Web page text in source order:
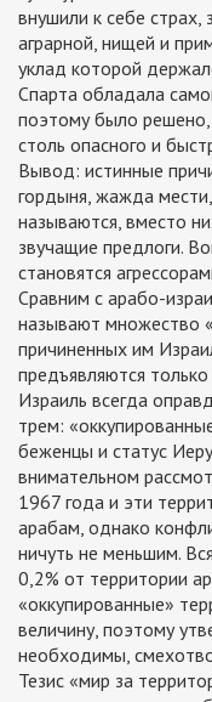
внушили к себе страх,
аграрной, нищей и
уклад которой
Спарта обладала
поэтому было
столь опасного и
Вывод: истинные
гордыня, жажда
называются, вместо
звучащие предлоги.
становятся
Сравним с арабо-
называют множество
причиненных им
предъявляются
Израиль всегда
трем:
беженцы и статус
внимательном
1967 года и эти
арабам, однако
ничуть не меньшим.
0,2% от территории
«оккупированные»
величину, поэтому
необходимы,
Тезис «мир за